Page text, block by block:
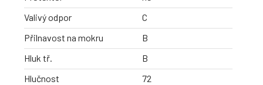
Valivý odpor
C
Přilnavost na mokru
B
Hluk tř.
B
Hlučnost
72